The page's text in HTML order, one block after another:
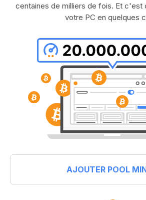
centaines de milliers de fois. Et c'est
votre PC en quelques
AJOUTER POOL